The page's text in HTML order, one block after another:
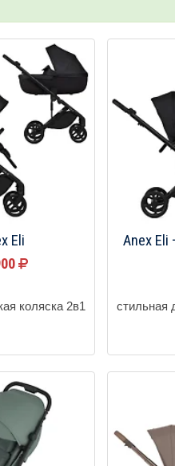
Eli
коляска 2в1
Anex Eli
стильная